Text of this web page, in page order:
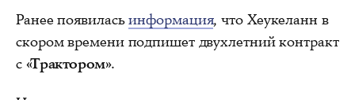
Ранее появиласьинформация, что Хеукеланн в
скором времени подпишет двухлетний контракт
с «Трактором».